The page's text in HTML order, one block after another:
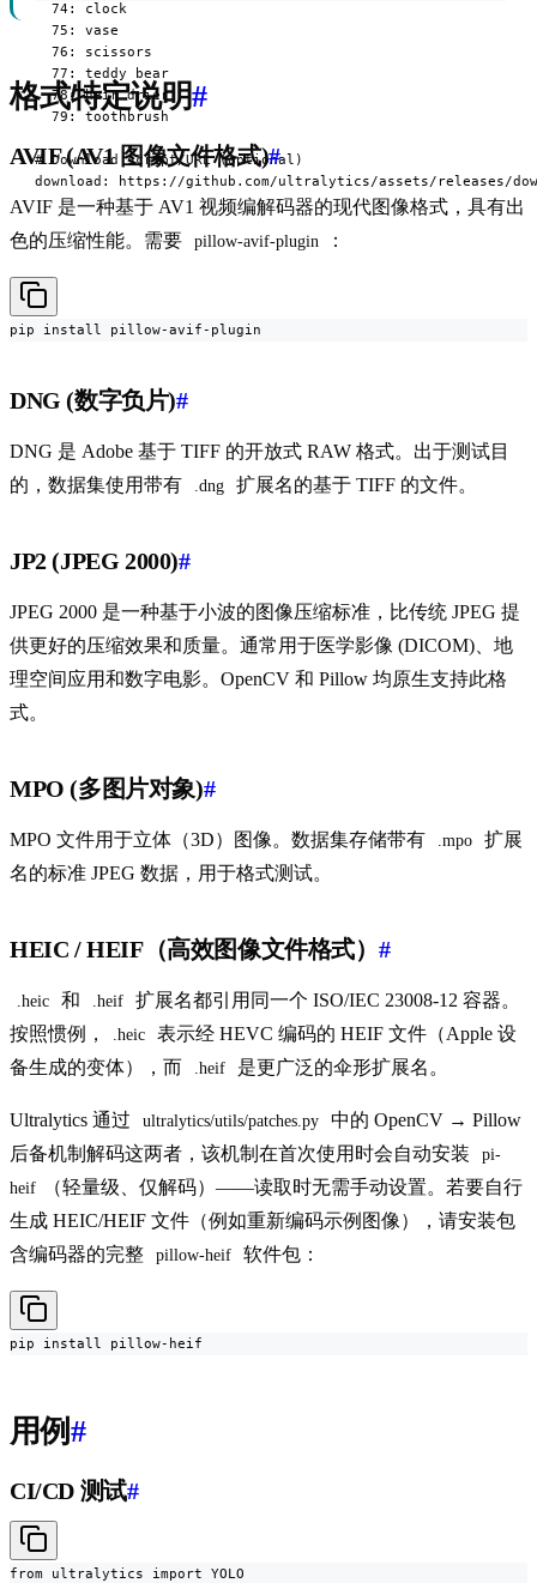
  74: clock
  75: vase
  76: scissors
  77: teddy bear
  78: hair drier
  79: toothbrush
# Download script/URL (optional)
download: https://github.com/ultralytics/assets/releases/
格式特定说明#
AVIF (AV1 图像文件格式)#
AVIF 是一种基于 AV1 视频编解码器的现代图像格式，具有出
色的压缩性能。需要
pillow-avif-plugin ：
pip install pillow-avif-plugin
DNG (数字负片)#
DNG 是 Adobe 基于 TIFF 的开放式 RAW 格式。出于测试目
的，数据集使用带有
.dng 扩展名的基于 TIFF 的文件。
JP2 (JPEG 2000)#
JPEG 2000 是一种基于小波的图像压缩标准，比传统 JPEG 提
供更好的压缩效果和质量。通常用于医学影像 (DICOM)、地
理空间应用和数字电影。OpenCV 和 Pillow 均原生支持此格
式。
MPO (多图片对象)#
MPO 文件用于立体（3D）图像。数据集存储带有 .mpo
扩展
名的标准 JPEG 数据，用于格式测试。
HEIC / HEIF（高效图像文件格式） #
.heic 和 .heif
扩展名都引用同一个 ISO/IEC 23008-12 容器。
按照惯例，
.heic
表示经 HEVC 编码的 HEIF 文件（Apple 设
备生成的变体），而
.heif 是更广泛的伞形扩展名。
Ultralytics 通过 ultralytics/utils/patches.py
中的 OpenCV → Pillow
后备机制解码这两者，该机制在首次使用时会自动安装
pi-
heif
（轻量级、仅解码）——读取时无需手动设置。若要自行
生成 HEIC/HEIF 文件（例如重新编码示例图像），请安装包
含编码器的完整
pillow-heif 软件包：
pip install pillow-heif
用例#
CI/CD 测试#
from ultralytics import YOLO